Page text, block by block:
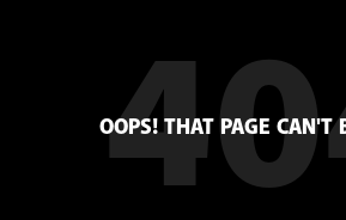
OOPS! THAT PAGE CAN'T